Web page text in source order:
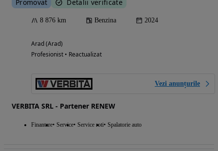
Promovat Detalii verificate
8 876 km Benzina 2024
Arad (Arad)
Profesionist • Reactualizat
Vezi anunțurile
VERBITA SRL - Partener RENEW
Finantare Service Service roti Spalatorie auto